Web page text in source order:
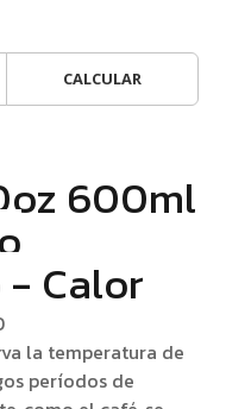
CALCULAR
600ml
Calor
la temperatura de
períodos de